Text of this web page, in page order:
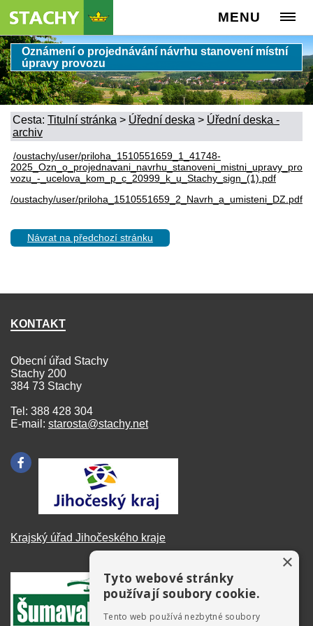
MENU
Oznámení o projednávání návrhu stanovení místní
úpravy provozu
Cesta: Titulní stránka > Úřední deska > Úřední deska -
archiv
/oustachy/user/priloha_1510551659_1_41748-
2025_Ozn_o_projednavani_navrhu_stanoveni_mistni_upravy_pro
vozu_-_ucelova_kom_p_c_20999_k_u_Stachy_sign_(1).pdf
/oustachy/user/priloha_1510551659_2_Navrh_a_umisteni_DZ.pdf
Návrat na předchozí stránku
KONTAKT
Obecní úřad Stachy
Stachy 200
384 73 Stachy
Tel: 388 428 304
E-mail: starosta@stachy.net
Krajský úřad Jihočeského kraje
×
Tyto webové stránky
používají soubory cookie.
Tento web používá nezbytné soubory